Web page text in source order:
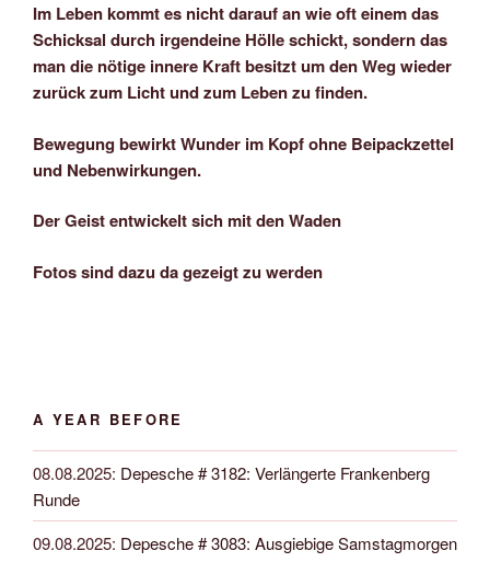
Im Leben kommt es nicht darauf an wie oft einem das
Schicksal durch irgendeine Hölle schickt, sondern das
man die nötige innere Kraft besitzt um den Weg wieder
zurück zum Licht und zum Leben zu finden.
Bewegung bewirkt Wunder im Kopf ohne Beipackzettel
und Nebenwirkungen.
Der Geist entwickelt sich mit den Waden
Fotos sind dazu da gezeigt zu werden
A YEAR BEFORE
08.08.2025: Depesche # 3182: Verlängerte Frankenberg
Runde
09.08.2025: Depesche # 3083: Ausgiebige Samstagmorgen